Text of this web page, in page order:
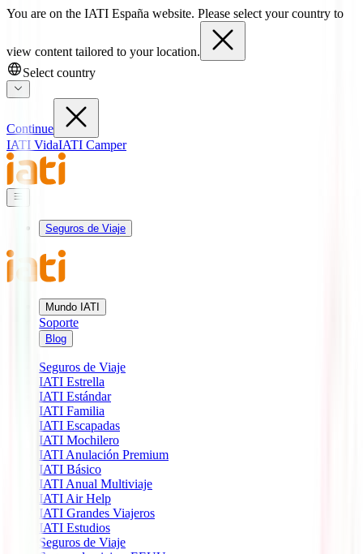
You are on the IATI España website. Please select your country to
view content tailored to your location.
Select country
Continue
IATI VidaIATI Camper
Seguros de Viaje
Mundo IATI
Soporte
Blog
Seguros de Viaje
IATI Estrella
IATI Estándar
IATI Familia
IATI Escapadas
IATI Mochilero
IATI Anulación Premium
IATI Básico
IATI Anual Multiviaje
IATI Air Help
IATI Grandes Viajeros
IATI Estudios
Seguros de Viaje